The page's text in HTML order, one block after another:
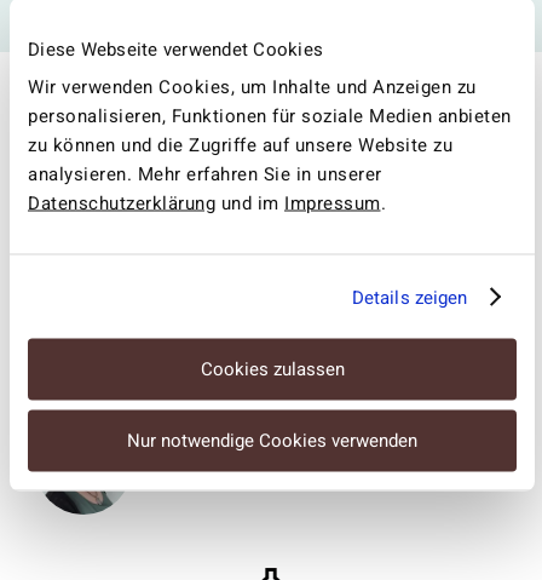
Diese Webseite verwendet Cookies
Wir verwenden Cookies, um Inhalte und Anzeigen zu
personalisieren, Funktionen für soziale Medien anbieten
zu können und die Zugriffe auf unsere Website zu
analysieren. Mehr erfahren Sie in unserer
Datenschutzerklärung und im Impressum.
Details zeigen
Cookies zulassen
Nur notwendige Cookies verwenden
Jetzt Mini-Hörgeräte entdecken
Unser Team
Unser engagiertes Team für Hörgeräte in Rödental
freut sich darauf, Ihnen mit Expertise und Empathie
Hörakustiker-Meisterin &
Filialleiterin
Manuela Oelsner
Hörakustikerin